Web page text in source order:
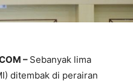
– Sebanyak lima
ditembak di perairan